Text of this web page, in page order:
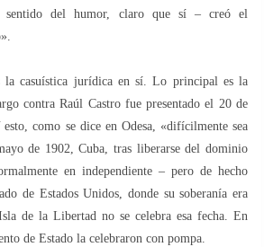
sentido del humor, claro que sí – creó el
casuística jurídica en sí. Lo principal es la
contra Raúl Castro fue presentado el 20 de
como se dice en Odesa, «difícilmente sea
de 1902, Cuba, tras liberarse del dominio
en independiente – pero de hecho
de Estados Unidos, donde su soberanía era
de la Libertad no se celebra esa fecha. En
de Estado la celebraron con pompa.